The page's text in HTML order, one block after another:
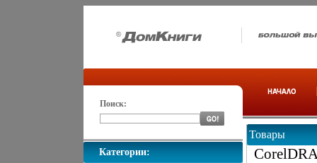
Поиск:
Категории:
Товары